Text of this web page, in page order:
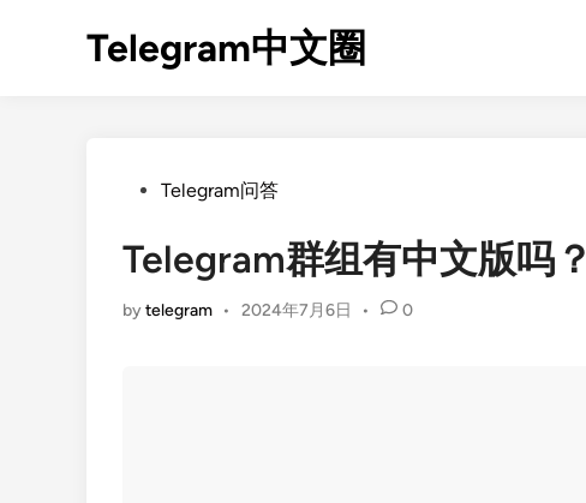
Telegram中文圈
PostedTelegram问答
Telegram群组有中文版吗？
bytelegram • 2024年7月6日 • 0